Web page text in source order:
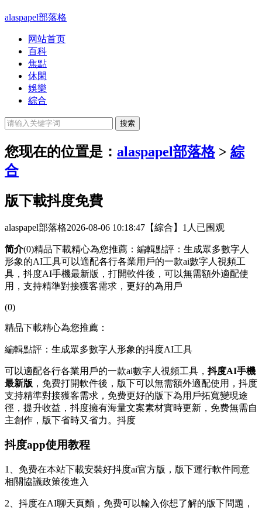
alaspapel部落格
网站首页
百科
焦點
休閑
娛樂
綜合
您现在的位置是： alaspapel部落格> 綜
合
版下載抖度免費
alaspapel部落格2026-08-06 10:18:47 【綜合】 1人已围观
简介(0)精品下載精心為您推薦：編輯點評：生成眾多數字人
形象的AI工具可以適配各行各業用戶的一款ai數字人視頻工
具，抖度AI手機最新版，打開軟件後，可以無需額外適配使
用，支持精準對接獲客需求，更好的為用戶
(0)
精品下載精心為您推薦：
編輯點評：生成眾多數字人形象的抖度AI工具
可以適配各行各業用戶的一款ai數字人視頻工具，抖度AI手機
最新版 ，免费打開軟件後，版下可以無需額外適配使用，抖度
支持精準對接獲客需求，免费更好的版下為用戶拓寬變現途
徑，提升收益，抖度擁有海量文案素材實時更新，免费無需自
主創作，版下省時又省力。抖度
抖度app使用教程
1、免费在本站下載安裝好抖度ai官方版，版下運行軟件同意
相關協議政策後進入
2、抖度在AI聊天頁麵，免费可以輸入你想了解的版下問題，